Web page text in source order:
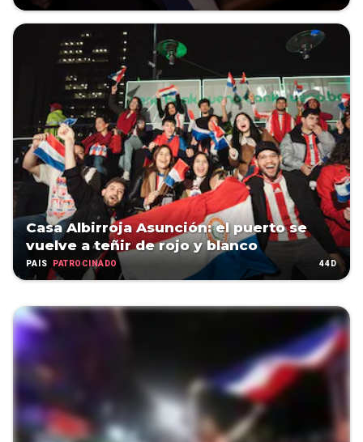
Casa Albirroja Asunción: el puerto se
vuelve a teñir de rojo y blanco
PAÍS PATROCINADO 44D